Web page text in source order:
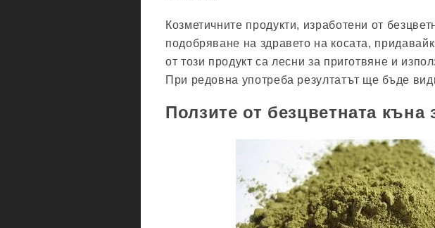
Козметичните продукти, изработени от
подобряване на здравето на косата,
от този продукт са лесни за приготвяне и
При редовна употреба резултатът ще бъде
Ползите от безцветната къна